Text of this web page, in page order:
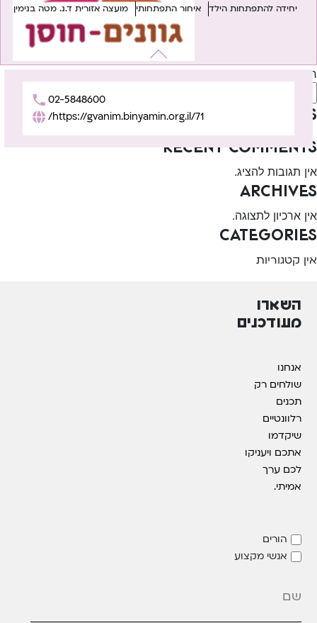
02-5848600
https://gvanim.binyamin.org.il/71/
יחידה להתפתחות הילד איחור התפתחותי מועצה אזורית ד.נ. מטה בנימין
חיפוש
חיפוש
Recent Posts
Recent Comments
אין תגובות להציג.
Archives
אין ארכיון לתצוגה.
Categories
אין קטגוריות
השארו
מעודכנים
אנחנו
שולחים רק
תכנים
רלוונטיים
שיקדמו
אתכם ויעניקו
לכם ערך
אמיתי.
הורים
אנשי מקצוע